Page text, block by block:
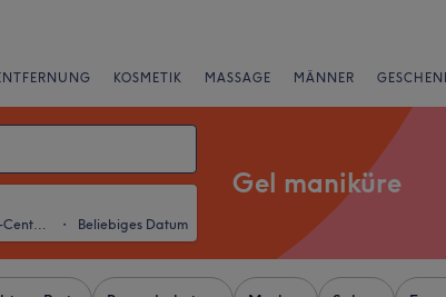
KOSMETIK MASSAGE MÄNNER
in der Nähe von Rathaus-Center Pankow, Berlin ・ Beliebiges Datum
Gel maniküre